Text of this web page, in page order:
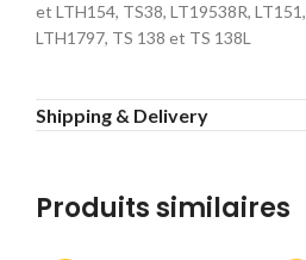
et LTH154, TS38, LT19538R,
LTH1797, TS 138 et TS 138L
Shipping & Delivery
Produits similaires